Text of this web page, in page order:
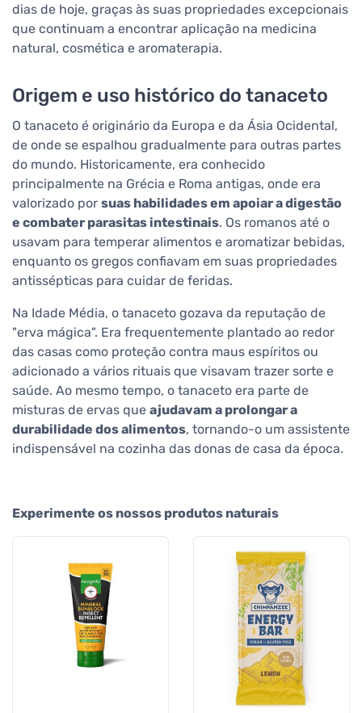
dias de hoje, graças às suas propriedades excepcionais
que continuam a encontrar aplicação na medicina
natural, cosmética e aromaterapia.
Origem e uso histórico do tanaceto
O tanaceto é originário da Europa e da Ásia Ocidental,
de onde se espalhou gradualmente para outras partes
do mundo. Historicamente, era conhecido
principalmente na Grécia e Roma antigas, onde era
valorizado por suas habilidades em apoiar a digestão
e combater parasitas intestinais. Os romanos até o
usavam para temperar alimentos e aromatizar bebidas,
enquanto os gregos confiavam em suas propriedades
antissépticas para cuidar de feridas.
Na Idade Média, o tanaceto gozava da reputação de
"erva mágica". Era frequentemente plantado ao redor
das casas como proteção contra maus espíritos ou
adicionado a vários rituais que visavam trazer sorte e
saúde. Ao mesmo tempo, o tanaceto era parte de
misturas de ervas que ajudavam a prolongar a
durabilidade dos alimentos, tornando-o um assistente
indispensável na cozinha das donas de casa da época.
Experimente os nossos produtos naturais